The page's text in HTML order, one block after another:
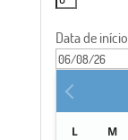
Data de início
L M